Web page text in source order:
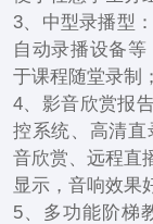
3、中型录播型
自动录播设备
于课程随堂录制；
4、影音欣赏报
控系统、高清
音欣赏、远程直
显示，音响效果
5、多功能阶梯